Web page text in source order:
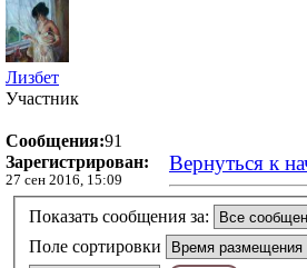
Лизбет
Участник
Сообщения:91
Зарегистрирован:
27 сен 2016, 15:09
Вернуться к
Показать сообщения за:
Поле сортировки